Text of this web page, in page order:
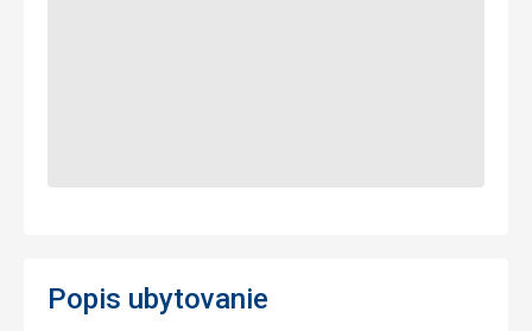
Popis ubytovanie